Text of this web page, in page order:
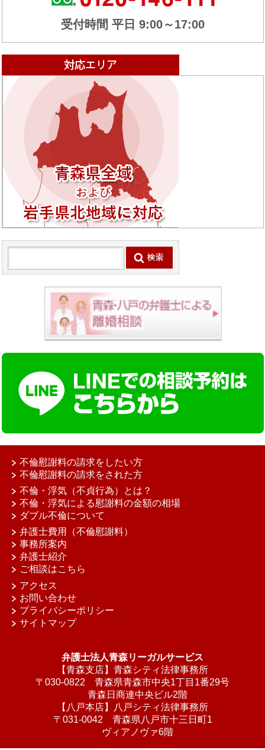
受付時間 平日 9:00～17:00
不倫慰謝料の請求をしたい方
不倫慰謝料の請求をされた方
不倫・浮気（不貞行為）とは？
不倫・浮気による慰謝料の金額の相場
ダブル不倫について
弁護士費用（不倫慰謝料）
事務所案内
弁護士紹介
ご相談はこちら
アクセス
お問い合わせ
プライバシーポリシー
サイトマップ
弁護士法人青森リーガルサービス
【青森支店】青森シティ法律事務所
〒030-0822 青森県青森市中央1丁目1番29号
青森日商連中央ビル2階
【八戸本店】八戸シティ法律事務所
〒031-0042 青森県八戸市十三日町1
ヴィアノヴァ6階